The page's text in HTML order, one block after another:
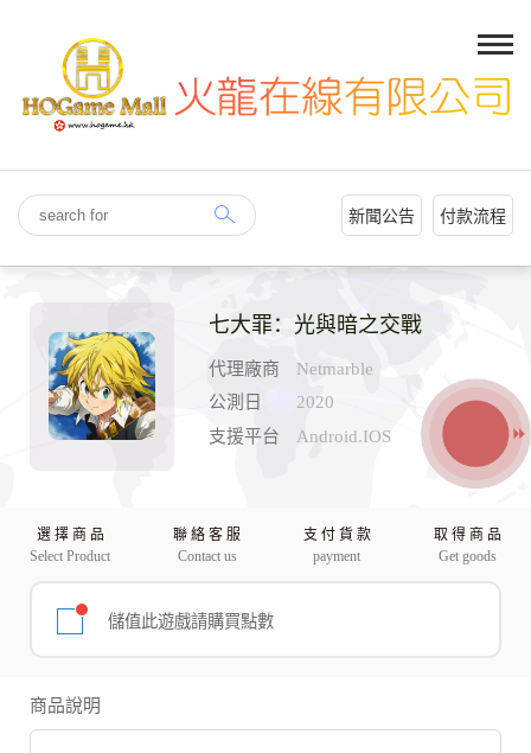
新聞公告 付款流程
七大罪：光與暗之交戰
代理廠商
Netmarble
公測日
2020
支援平台
Android.IOS
選 擇 商 品
Select Product
聯 絡 客 服
Contact us
支 付 貨 款
payment
取 得 商 品
Get goods
儲值此遊戲請購買點數
商品說明